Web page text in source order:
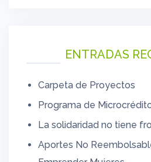
ENTRADAS
Carpeta de Proyectos
Programa de
La solidaridad no tiene
Aportes No